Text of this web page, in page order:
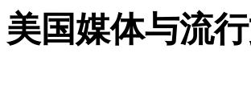
美国媒体与流